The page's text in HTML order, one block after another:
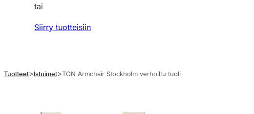
tai
Siirry tuotteisiin
Tuotteet Istuimet TON Armchair Stockholm verhoiltu tuoli